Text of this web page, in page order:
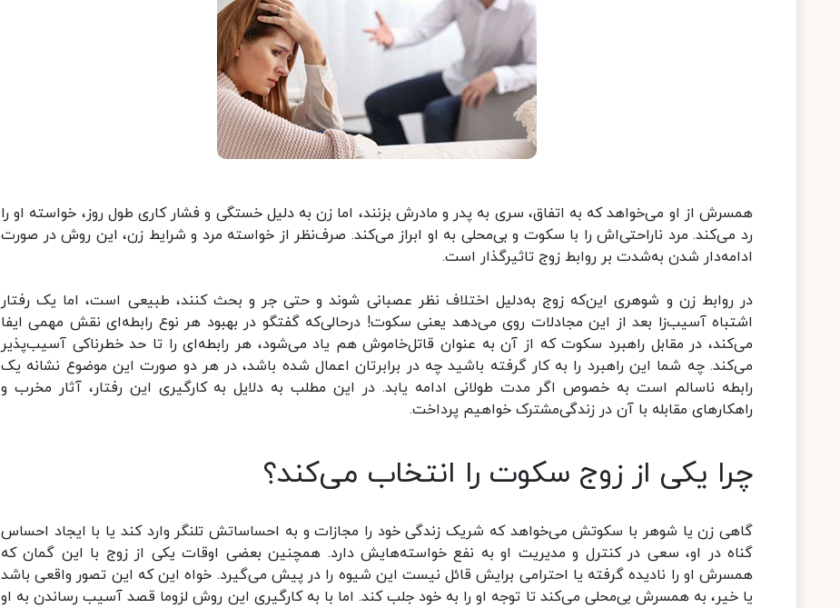
همسرش از او می‌خواهد که به اتفاق، سری به پدر و مادرش بزنند، اما زن به دلیل خستگی و فشار کاری طول روز، خواسته او را
رد می‌کند. مرد ناراحتی‌اش را با سکوت و بی‌محلی به او ابراز می‌کند. صرف‌نظر از خواسته مرد و شرایط زن، این روش در صورت
ادامه‌دار شدن به‌شدت بر روابط زوج تاثیرگذار است.
در روابط زن و شوهری این‌که زوج به‌دلیل اختلاف نظر عصبانی شوند و حتی جر و بحث کنند، طبیعی است، اما یک رفتار
اشتباه آسیب‌زا بعد از این مجادلات روی می‌دهد یعنی سکوت! درحالی‌که گفتگو در بهبود هر نوع رابطه‌ای نقش مهمی ایفا
می‌کند، در مقابل راهبرد سکوت که از آن به عنوان قاتل‌خاموش هم یاد می‌شود، هر رابطه‌ای را تا حد خطرناکی آسیب‌پذیر
می‌کند. چه شما این راهبرد را به کار گرفته باشید چه در برابرتان اعمال شده باشد، در هر دو صورت این موضوع نشانه یک
رابطه ناسالم است به خصوص اگر مدت طولانی ادامه یابد. در این مطلب به دلایل به کارگیری این رفتار، آثار مخرب و
راهکار‌های مقابله با آن در زندگی‌مشترک خواهیم پرداخت.
چرا یکی از زوج سکوت را انتخاب می‌کند؟
گاهی زن یا شوهر با سکوتش می‌خواهد که شریک زندگی خود را مجازات و به احساساتش تلنگر وارد کند یا با ایجاد احساس
گناه در او، سعی در کنترل و مدیریت او به نفع خواسته‌هایش دارد. همچنین بعضی اوقات یکی از زوج با این گمان که
همسرش او را نادیده گرفته یا احترامی برایش قائل نیست این شیوه را در پیش می‌گیرد. خواه این که این تصور واقعی باشد
یا خیر، به همسرش بی‌محلی می‌کند تا توجه او را به خود جلب کند. اما با به کارگیری این روش لزوما قصد آسیب رساندن به او